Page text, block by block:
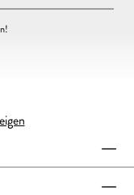
stützt gut, egal